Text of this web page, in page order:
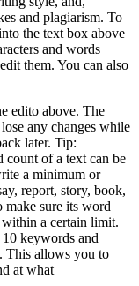
and plagiarism. To
the text box above
and words
them. You can also
edito above. The
any changes while
later. Tip:
of a text can be
a minimum or
report, story, book,
sure its word
within a certain limit.
keywords and
This allows you to
at what